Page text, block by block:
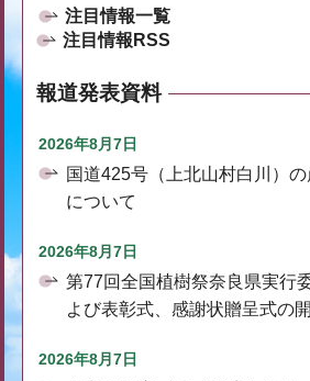
注目情報一覧
注目情報RSS
報道発表資料
2026年8月7日
国道425号（上北山村白川）
について
2026年8月7日
第77回全国植樹祭奈良県実行
よび表彰式、感謝状贈呈式の
2026年8月7日